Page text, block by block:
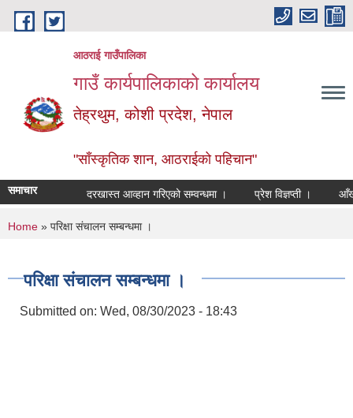
Skip to main content
आठराई गाउँपालिका
गाउँ कार्यपालिकाको कार्यालय
तेह्रथुम, कोशी प्रदेश, नेपाल
"साँस्कृतिक शान, आठराईको पहिचान"
समाचार दरखास्त आव्हान गरिएको सम्वन्धमा । प्रेश विज्ञप्ती । आँखा
You are here
Home » परिक्षा संचालन सम्बन्धमा ।
परिक्षा संचालन सम्बन्धमा ।
Submitted on: Wed, 08/30/2023 - 18:43